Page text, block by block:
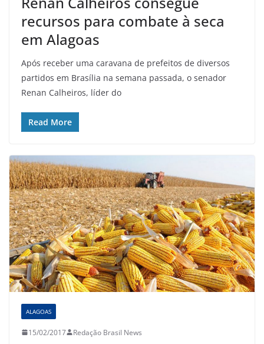
recursos para combate à seca
em Alagoas
Após receber uma caravana de prefeitos de diversos
partidos em Brasília na semana passada, o senador
Renan Calheiros, líder do
Read More
ALAGOAS
15/02/2017 Redação Brasil News